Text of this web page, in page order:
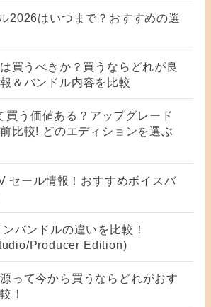
2026はいつまで？おすすめの選
買うべきか？買うならどれが良
＆バンドル内容を比較
買う価値ある？アップグレード
比較! どのエディションを選ぶ
セール情報！おすすめボイスバ
バンドルの違いを比較！
Producer Edition)
って今から買うならどれがおす
！